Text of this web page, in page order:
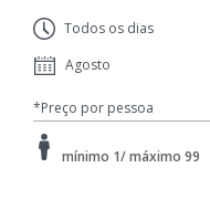
Todos os dias
Agosto
*Preço por pessoa
mínimo 1/ máximo 99